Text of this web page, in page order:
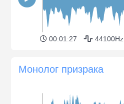
00:01:27 44100Hz
Монолог призрака